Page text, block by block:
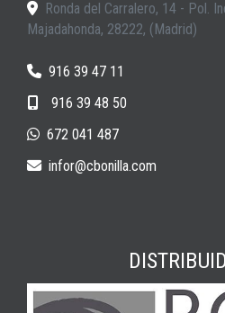
Ronda del Carralero, 14 - Pol.
Majadahonda, 28222, (Madrid)
916 39 47 11
916 39 48 50
672 041 487
infor
cbonilla.com